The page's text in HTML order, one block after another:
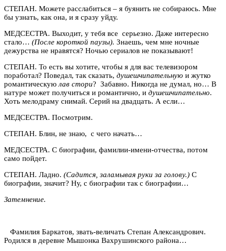
СТЕПАН. Можете расслабиться – я буянить не собираюсь. Мне
бы узнать, как она, и я сразу уйду.
МЕДСЕСТРА. Выходит, у тебя все серьезно. Даже интересно
стало… (После короткой паузы). Знаешь, чем мне ночные
дежурства не нравятся? Ночью сериалов не показывают!
СТЕПАН. То есть вы хотите, чтобы я для вас телевизором
поработал? Поведал, так сказать, душешчипательную и жутко
романтическую лав стори? Забавно. Никогда не думал, но… В
натуре может получиться и романтично, и душешчипательно.
Хоть мелодраму снимай. Серий на двадцать. А если…
МЕДСЕСТРА. Посмотрим.
СТЕПАН. Блин, не знаю, с чего начать…
МЕДСЕСТРА. С биографии, фамилии-имени-отчества, потом
само пойдет.
СТЕПАН. Ладно. (Садится, заламывая руки за голову.) С
биографии, значит? Ну, с биографии так с биографии…
Затемнение.
Фамилия Баркатов, звать-величать Степан Александрович.
Родился в деревне Мышонка Вахрушинского района…